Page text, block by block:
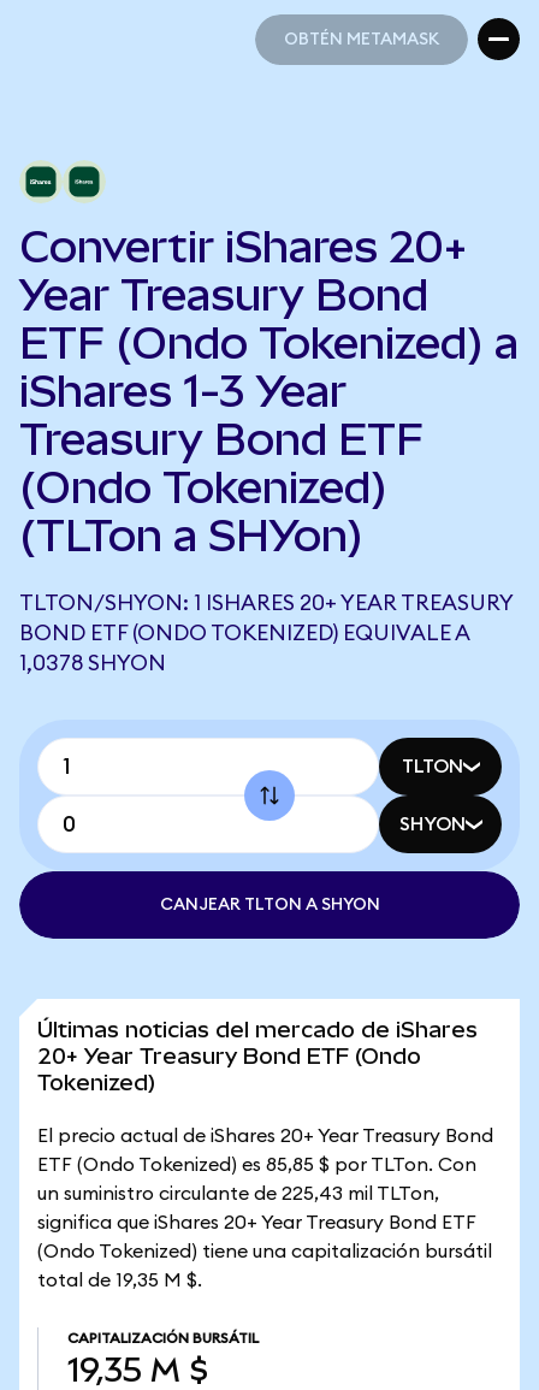
OBTÉN METAMASK
Convertir iShares 20+
Year Treasury Bond
ETF (Ondo Tokenized) a
iShares 1-3 Year
Treasury Bond ETF
(Ondo Tokenized)
(TLTon a SHYon)
TLTON/SHYON: 1 ISHARES 20+ YEAR TREASURY
BOND ETF (ONDO TOKENIZED) EQUIVALE A
1,0378 SHYON
TLTON
SHYON
CANJEAR TLTON A SHYON
Últimas noticias del mercado de iShares
20+ Year Treasury Bond ETF (Ondo
Tokenized)
El precio actual de iShares 20+ Year Treasury Bond
ETF (Ondo Tokenized) es 85,85 $ por TLTon. Con
un suministro circulante de 225,43 mil TLTon,
significa que iShares 20+ Year Treasury Bond ETF
(Ondo Tokenized) tiene una capitalización bursátil
total de 19,35 M $.
CAPITALIZACIÓN BURSÁTIL
19,35 M $